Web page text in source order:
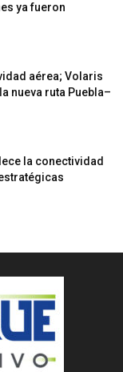
ya fueron
aérea; Volaris
nueva ruta Puebla–
la conectividad